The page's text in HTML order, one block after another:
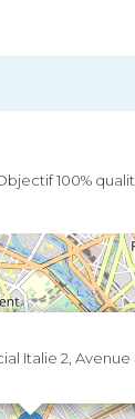
100%
Italie 2, Avenue